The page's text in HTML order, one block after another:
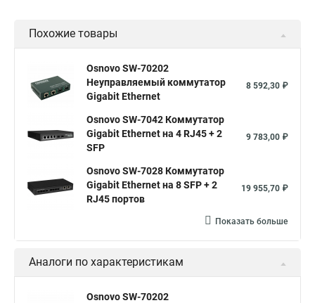
Похожие товары
Osnovo SW-70202
Неуправляемый коммутатор
Gigabit Ethernet
8 592,30 ₽
Osnovo SW-7042 Коммутатор
Gigabit Ethernet на 4 RJ45 + 2
SFP
9 783,00 ₽
Osnovo SW-7028 Коммутатор
Gigabit Ethernet на 8 SFP + 2
RJ45 портов
19 955,70 ₽
Показать больше
Аналоги по характеристикам
Osnovo SW-70202